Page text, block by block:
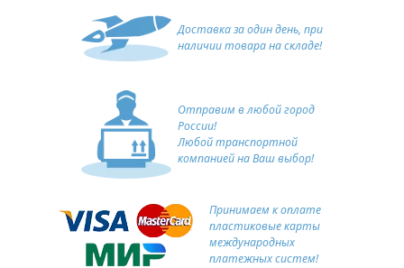
Доставка за один день, при
наличии товара на складе!
Отправим в любой город
России!
Любой транспортной
компанией на Ваш выбор!
Принимаем к оплате
пластиковые карты
международных
платежных систем!